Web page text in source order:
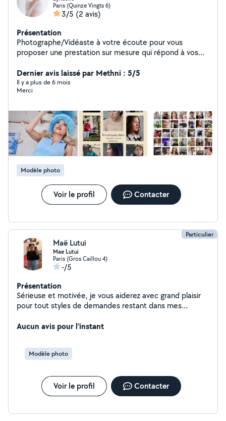
Paris (Quinze Vingts 6)
3/5 (2 avis)
Présentation
Photographe/Vidéaste à votre écoute pour vous
proposer une prestation sur mesure qui répond à vos
encline aux déplacements. J'ai de l'expertise dans les
domaines du cinéma, de l'audiovisuel, de l'événementiel
et de la pub
Dernier avis laissé par Methni : 5/5
Il y a plus de 6 mois
Merci
Modèle photo
Voir le profil Contacter
Particulier
Maë Lutui
Mae Lutui
Paris (Gros Caillou 4)
-/5
Présentation
Sérieuse et motivée, je vous aiderez avec grand plaisir
pour tout styles de demandes restant dans mes
Aucun avis pour l'instant
Modèle photo
Voir le profil Contacter